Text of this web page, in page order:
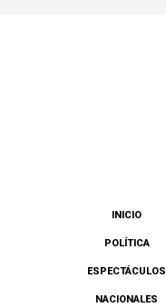
INICIO
POLÍTICA
ESPECTÁCULOS
NACIONALES